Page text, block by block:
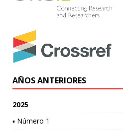
AÑOS ANTERIORES
2025
▪ Número 1